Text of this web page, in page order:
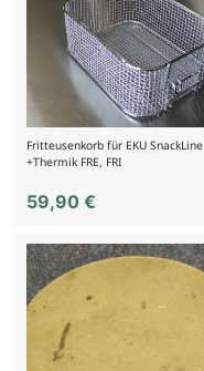
Fritteusenkorb für EKU SnackLine
+Thermik FRE, FRI
59,90 €